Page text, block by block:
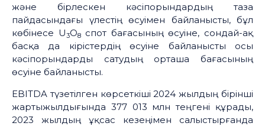
және бірлескен кәсіпорындардың таза
пайдасындағы үлестің өсуімен байланысты, бұл
көбінесе U3O8спот бағасының өсуіне, сондай-ақ
басқа да кірістердің өсуіне байланысты осы
кәсіпорындарды сатудың орташа бағасының
өсуіне байланысты.
EBITDA түзетілген көрсеткіші 2024 жылдың бірінші
жартыжылдығында 377 013 млн теңгені құрады,
2023 жылдың ұқсас кезеңімен салыстырғанда